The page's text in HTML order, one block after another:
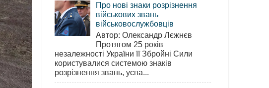
Про нові знаки розрізнення
військових звань
військовослужбовців
Автор: Олександр Лєжнєв
Протягом 25 років
незалежності України її Збройні Сили
користувалися системою знаків
розрізнення звань, успа...